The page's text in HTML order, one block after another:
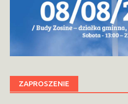
ZAPROSZENIE